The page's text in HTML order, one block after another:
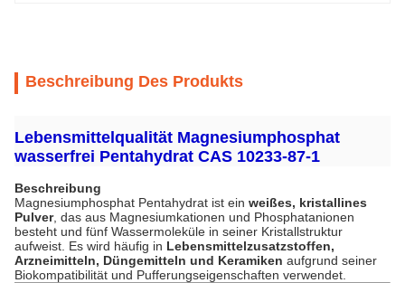
Beschreibung Des Produkts
Lebensmittelqualität Magnesiumphosphat
wasserfrei Pentahydrat CAS 10233-87-1
Beschreibung
Magnesiumphosphat Pentahydrat ist ein weißes, kristallines
Pulver, das aus Magnesiumkationen und Phosphatanionen
besteht und fünf Wassermoleküle in seiner Kristallstruktur
aufweist. Es wird häufig in Lebensmittelzusatzstoffen,
Arzneimitteln, Düngemitteln und Keramiken aufgrund seiner
Biokompatibilität und Pufferungseigenschaften verwendet.